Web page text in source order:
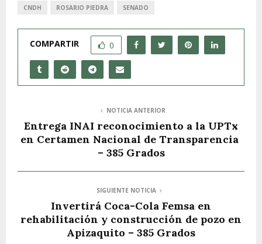
CNDH ROSARIO PIEDRA SENADO
COMPARTIR 0
NOTICIA ANTERIOR
Entrega INAI reconocimiento a la UPTx
en Certamen Nacional de Transparencia
– 385 Grados
SIGUIENTE NOTICIA
Invertirá Coca-Cola Femsa en
rehabilitación y construcción de pozo en
Apizaquito – 385 Grados